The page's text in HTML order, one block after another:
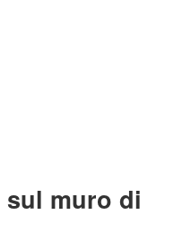
muro di